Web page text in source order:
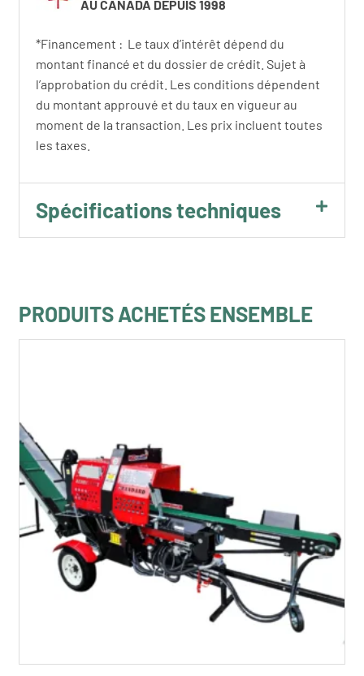
AU CANADA DEPUIS 1998
*Financement : Le taux d’intérêt dépend du
montant financé et du dossier de crédit. Sujet à
l’approbation du crédit. Les conditions dépendent
du montant approuvé et du taux en vigueur au
moment de la transaction. Les prix incluent toutes
les taxes.
Spécifications techniques
PRODUITS ACHETÉS ENSEMBLE